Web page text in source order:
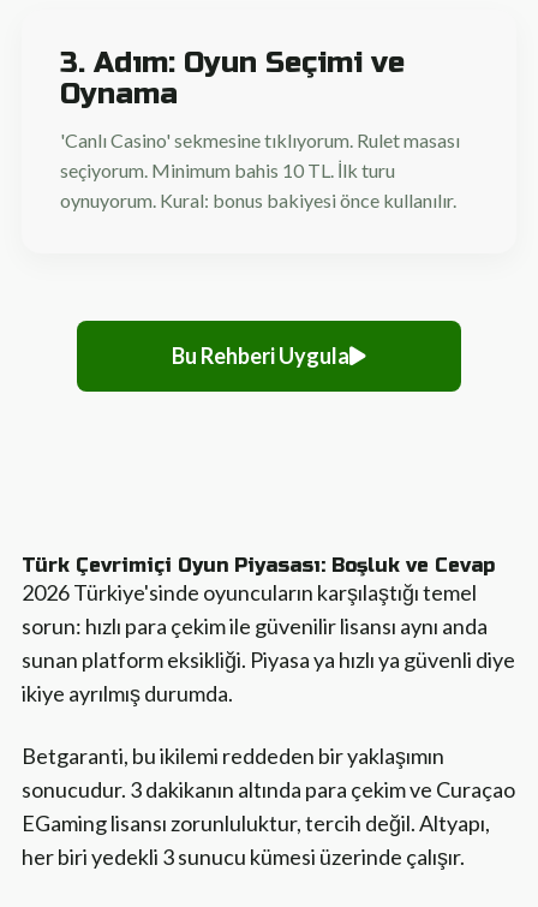
3. Adım: Oyun Seçimi ve
Oynama
'Canlı Casino' sekmesine tıklıyorum. Rulet masası
seçiyorum. Minimum bahis 10 TL. İlk turu
oynuyorum. Kural: bonus bakiyesi önce kullanılır.
Bu Rehberi Uygula
Türk Çevrimiçi Oyun Piyasası: Boşluk ve Cevap
2026 Türkiye'sinde oyuncuların karşılaştığı temel
sorun: hızlı para çekim ile güvenilir lisansı aynı anda
sunan platform eksikliği. Piyasa ya hızlı ya güvenli diye
ikiye ayrılmış durumda.
Betgaranti, bu ikilemi reddeden bir yaklaşımın
sonucudur. 3 dakikanın altında para çekim ve Curaçao
EGaming lisansı zorunluluktur, tercih değil. Altyapı,
her biri yedekli 3 sunucu kümesi üzerinde çalışır.